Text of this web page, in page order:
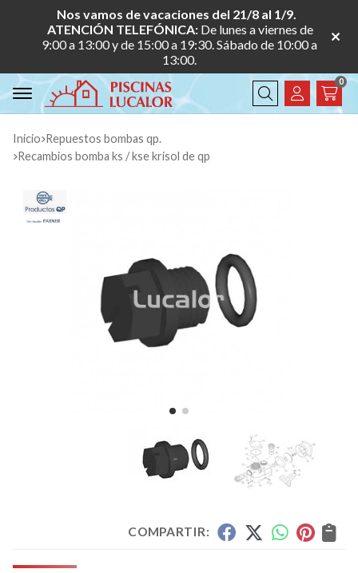
Nos vamos de vacaciones del 21/8 al 1/9.
ATENCIÓN TELEFÓNICA: De lunes a viernes de
9:00 a 13:00 y de 15:00 a 19:30. Sábado de 10:00 a
13:00.
Buscar
0
Inicio
repuestos bombas qp.
recambios bomba ks / kse krisol de qp
COMPARTIR: